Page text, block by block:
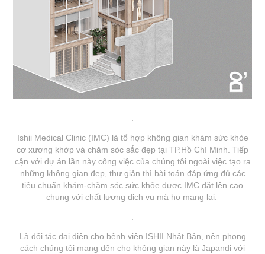
.
Ishii Medical Clinic (IMC) là tổ hợp không gian khám sức khỏe
cơ xương khớp và chăm sóc sắc đẹp tại TP.Hồ Chí Minh. Tiếp
cận với dự án lần này công việc của chúng tôi ngoài việc tạo ra
những không gian đẹp, thư giản thì bài toán đáp ứng đủ các
tiêu chuẩn khám-chăm sóc sức khỏe được IMC đặt lên cao
chung với chất lượng dịch vụ mà họ mang lại.
.
Là đối tác đại diện cho bệnh viện ISHII Nhật Bản, nên phong
cách chúng tôi mang đến cho không gian này là Japandi với